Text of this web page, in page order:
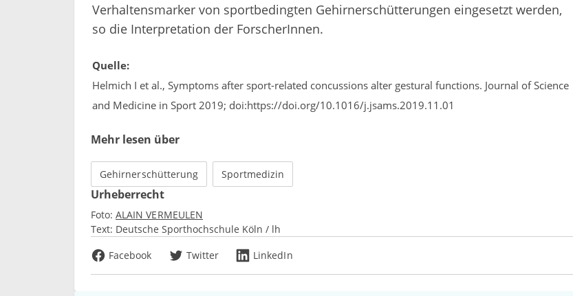
Verhaltensmarker von sportbedingten Gehirnerschütterungen eingesetzt werden,
so die Interpretation der ForscherInnen.
Quelle:
Helmich I et al., Symptoms after sport-related concussions alter gestural functions. Journal of Science
and Medicine in Sport 2019; doi:https://doi.org/10.1016/j.jsams.2019.11.01
Mehr lesen über
Gehirnerschütterung Sportmedizin
Urheberrecht
Foto: ALAIN VERMEULEN
Text: Deutsche Sporthochschule Köln / lh
Facebook
Twitter LinkedIn